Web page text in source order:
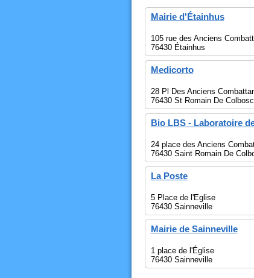
Mairie d'Étainhus
105 rue des Anciens
76430 Étainhus
Medicorto
28 Pl Des Anciens
76430 St Romain De Colbosc
Bio LBS - Laboratoire
24 place des Anciens
76430 Saint Romain De
La Poste
5 Place de l'Eglise
76430 Sainneville
Mairie de Sainneville
1 place de l'Église
76430 Sainneville